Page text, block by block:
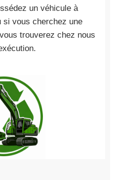
un véhicule à
si vous cherchez une
trouverez chez nous